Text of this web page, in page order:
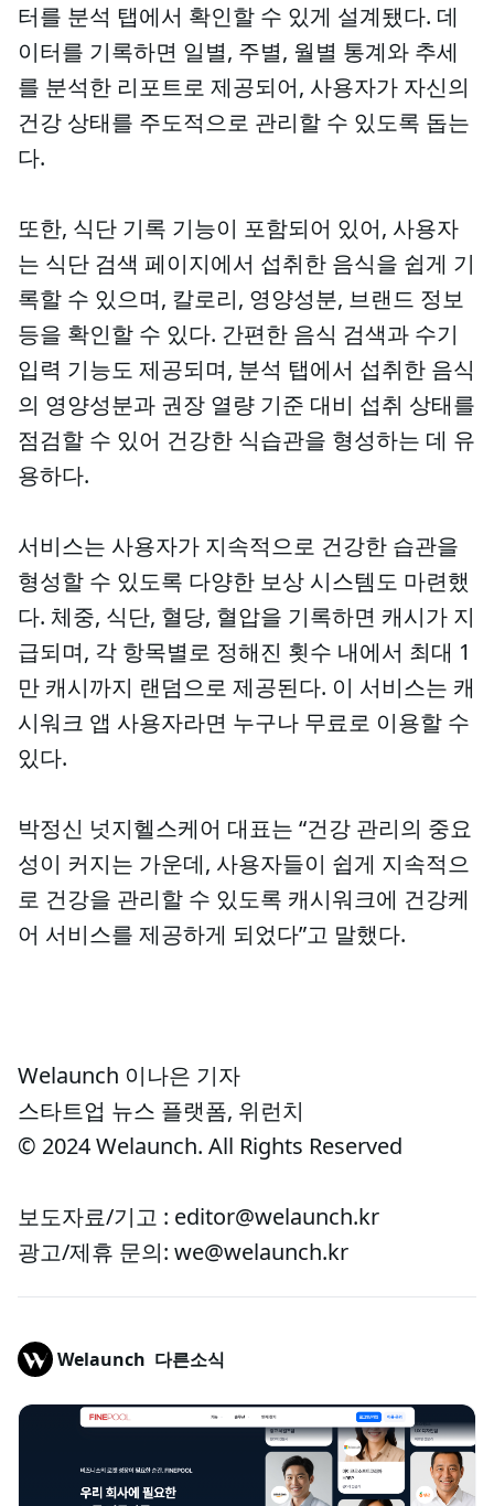
터를 분석 탭에서 확인할 수 있게 설계됐다. 데
이터를 기록하면 일별, 주별, 월별 통계와 추세
를 분석한 리포트로 제공되어, 사용자가 자신의
건강 상태를 주도적으로 관리할 수 있도록 돕는
다.
또한, 식단 기록 기능이 포함되어 있어, 사용자
는 식단 검색 페이지에서 섭취한 음식을 쉽게 기
록할 수 있으며, 칼로리, 영양성분, 브랜드 정보
등을 확인할 수 있다. 간편한 음식 검색과 수기
입력 기능도 제공되며, 분석 탭에서 섭취한 음식
의 영양성분과 권장 열량 기준 대비 섭취 상태를
점검할 수 있어 건강한 식습관을 형성하는 데 유
용하다.
서비스는 사용자가 지속적으로 건강한 습관을
형성할 수 있도록 다양한 보상 시스템도 마련했
다. 체중, 식단, 혈당, 혈압을 기록하면 캐시가 지
급되며, 각 항목별로 정해진 횟수 내에서 최대 1
만 캐시까지 랜덤으로 제공된다. 이 서비스는 캐
시워크 앱 사용자라면 누구나 무료로 이용할 수
있다.
박정신 넛지헬스케어 대표는 “건강 관리의 중요
성이 커지는 가운데, 사용자들이 쉽게 지속적으
로 건강을 관리할 수 있도록 캐시워크에 건강케
어 서비스를 제공하게 되었다”고 말했다.
Welaunch 이나은 기자
스타트업 뉴스 플랫폼, 위런치
© 2024 Welaunch. All Rights Reserved
보도자료/기고 : editor@welaunch.kr
광고/제휴 문의: we@welaunch.kr
Welaunch 다른소식